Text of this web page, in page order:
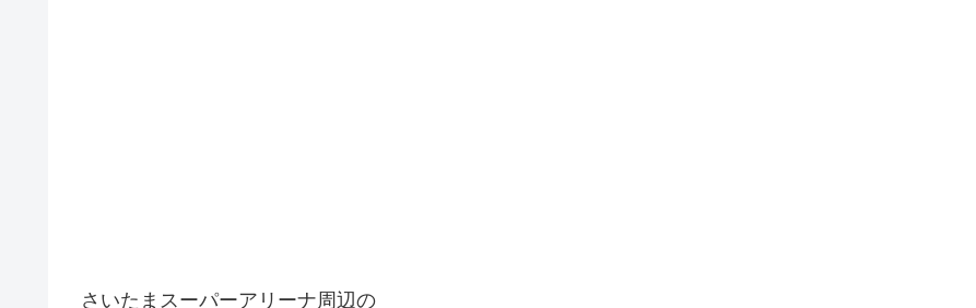
さいたまスーパーアリーナ周辺の